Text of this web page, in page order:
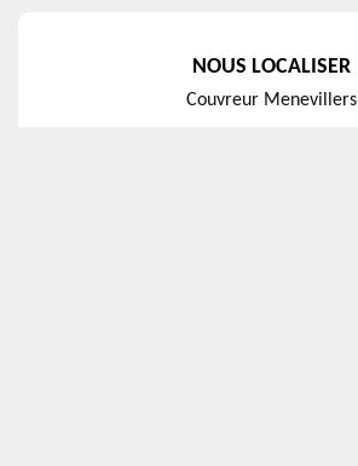
NOUS LOCALISER
Couvreur Menevillers